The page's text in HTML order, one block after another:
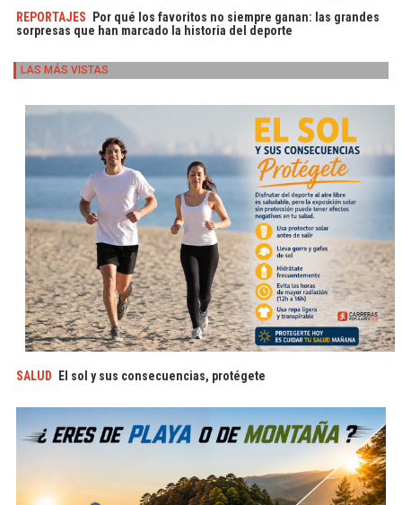
REPORTAJES
Por qué los favoritos no siempre ganan: las grandes
sorpresas que han marcado la historia del deporte
LAS MÁS VISTAS
SALUD El sol y sus consecuencias, protégete